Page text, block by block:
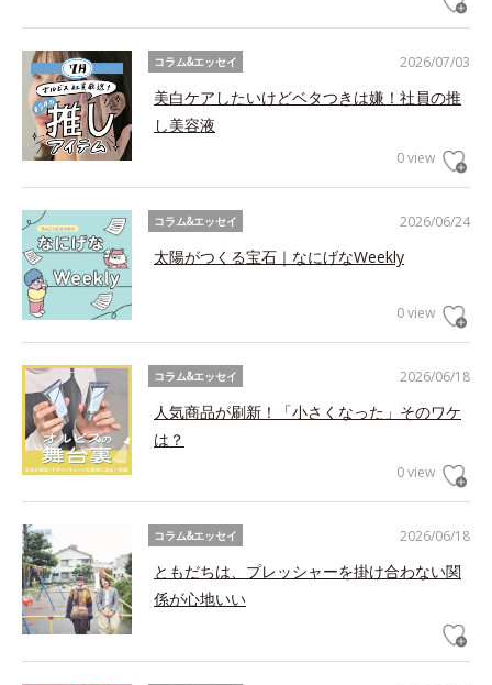
2026/07/03
コラム&エッセイ
美白ケアしたいけどベタつきは嫌！社員の推
し美容液
0 view
2026/06/24
コラム&エッセイ
太陽がつくる宝石｜なにげなWeekly
0 view
2026/06/18
コラム&エッセイ
人気商品が刷新！「小さくなった」そのワケ
は？
0 view
2026/06/18
コラム&エッセイ
ともだちは、プレッシャーを掛け合わない関
係が心地いい